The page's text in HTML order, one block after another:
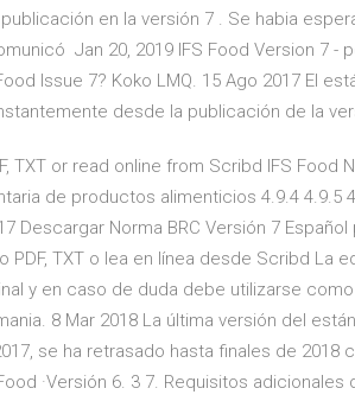
en la versión 7 . Se habia
Jan 20, 2019 IFS Food Version 7 -
Issue 7? Koko LMQ. 15 Ago 2017 El
desde la publicación de la
TXT or read online from Scribd IFS Food
de productos alimenticios 4.9.4 4.9.5
Descargar Norma BRC Versión 7
PDF, TXT o lea en línea desde Scribd La
y en caso de duda debe utilizarse
8 Mar 2018 La última versión del
se ha retrasado hasta finales de 2018
·Versión 6. 3 7. Requisitos